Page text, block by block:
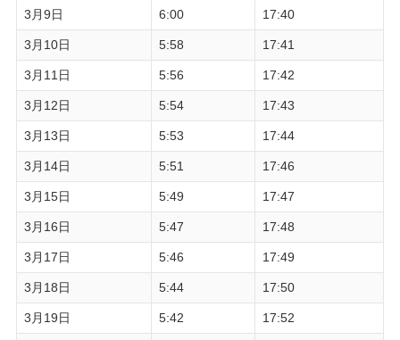
3月9日 6:00 17:40
3月10日 5:58 17:41
3月11日 5:56 17:42
3月12日 5:54 17:43
3月13日 5:53 17:44
3月14日 5:51 17:46
3月15日 5:49 17:47
3月16日 5:47 17:48
3月17日 5:46 17:49
3月18日 5:44 17:50
3月19日 5:42 17:52